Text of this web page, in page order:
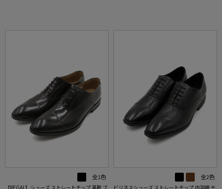
全1色
【REGAL】シューズ ストレートチップ 革靴 ブ
全2色
ビジネスシューズ ストレートチップ 内羽根 テ